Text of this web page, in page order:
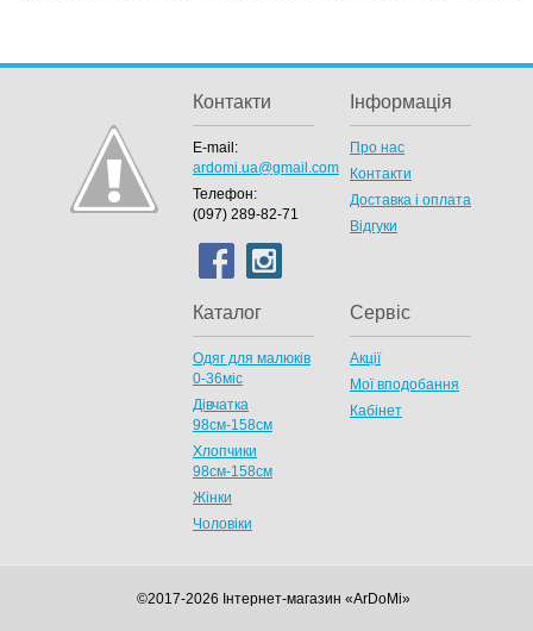
Контакти
E-mail:
ardomi.ua@gmail.com
Телефон:
(097) 289-82-71
Інформація
Про нас
Контакти
Доставка і оплата
Відгуки
Каталог
Одяг для малюків
0-36міс
Дівчатка
98cм-158см
Хлопчики
98см-158см
Жінки
Чоловіки
Сервіс
Акції
Мої вподобання
Кабінет
©2017-2026 Інтернет-магазин «ArDoMi»